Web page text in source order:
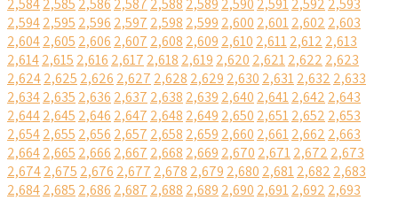
2,5842,585 2,586 2,587 2,588 2,589 2,590 2,5912,592 2,593
2,5942,595 2,596 2,597 2,598 2,599 2,600 2,6012,602 2,603
2,6042,605 2,606 2,607 2,608 2,609 2,610 2,6112,612 2,613
2,6142,615 2,616 2,617 2,618 2,619 2,620 2,6212,622 2,623
2,6242,625 2,626 2,627 2,628 2,629 2,630 2,6312,632 2,633
2,6342,635 2,636 2,637 2,638 2,639 2,640 2,6412,642 2,643
2,6442,645 2,646 2,647 2,648 2,649 2,650 2,6512,652 2,653
2,6542,655 2,656 2,657 2,658 2,659 2,660 2,6612,662 2,663
2,6642,665 2,666 2,667 2,668 2,669 2,670 2,6712,672 2,673
2,6742,675 2,676 2,677 2,678 2,679 2,680 2,6812,682 2,683
2,6842,685 2,686 2,687 2,688 2,689 2,690 2,6912,692 2,693